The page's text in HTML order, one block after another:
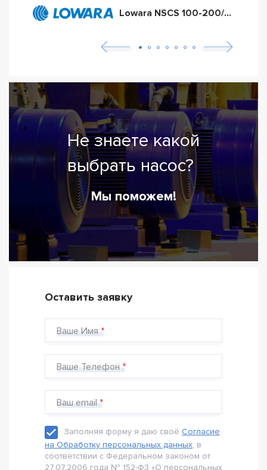
Lowara NSCS 100-200/550
Не знаете какой
выбрать насос?
Мы поможем!
Оставить заявку
Ваше Имя
Ваше Телефон
Ваш email
Заполняя форму я даю своё Согласие
на Обработку персональных данных, в
соответствии с Федеральном законом от
27.07.2006 года № 152-Ф3 «О персональных